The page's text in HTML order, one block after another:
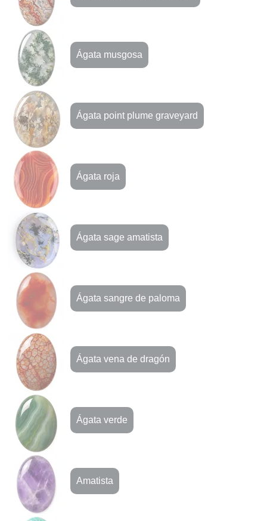
Ágata musgosa
Ágata point plume graveyard
Ágata roja
Ágata sage amatista
Ágata sangre de paloma
Ágata vena de dragón
Ágata verde
Amatista